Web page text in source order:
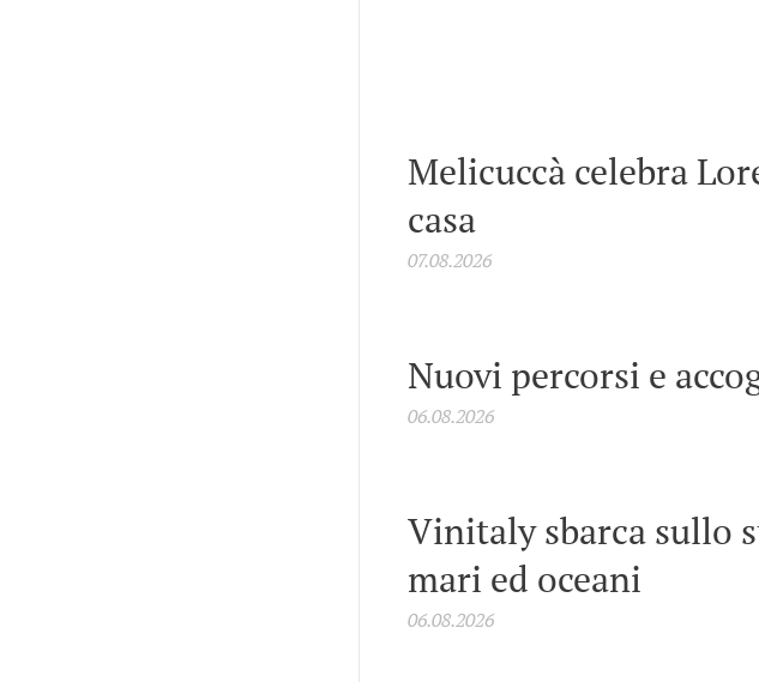
Melicuccà celebra
casa
07.08.2026
Nuovi percorsi e
06.08.2026
Vinitaly sbarca sullo
mari ed oceani
06.08.2026